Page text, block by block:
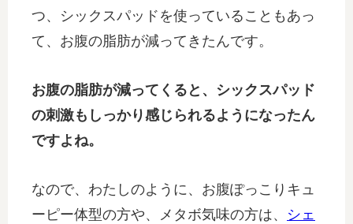
つ、シックスパッドを使っていることもあっ
て、お腹の脂肪が減ってきたんです。
お腹の脂肪が減ってくると、シックスパッド
の刺激もしっかり感じられるようになったん
ですよね。
なので、わたしのように、お腹ぽっこりキュ
ーピー体型の方や、メタボ気味の方は、 シェ